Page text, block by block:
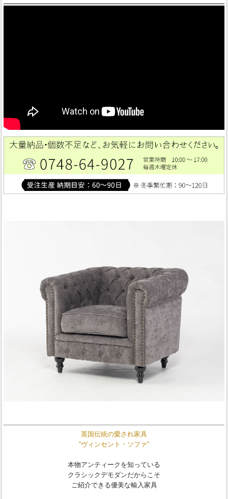
英国伝統の愛され家具
“ヴィンセント・ソファ”
本物アンティークを知っている
クラシックデモダンだからこそ
ご紹介できる優美な輸入家具